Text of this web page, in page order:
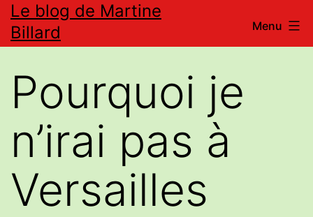
Aller
au
Le blog de Martine
Billard
Menu
Pourquoi je
n’irai pas à
Versailles